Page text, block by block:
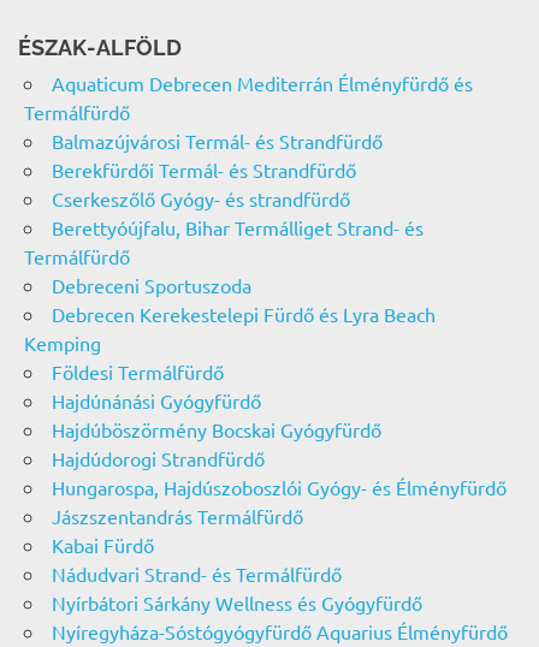
ÉSZAK-ALFÖLD
Aquaticum Debrecen Mediterrán Élményfürdő és
Termálfürdő
Balmazújvárosi Termál- és Strandfürdő
Berekfürdői Termál- és Strandfürdő
Cserkeszőlő Gyógy- és strandfürdő
Berettyóújfalu, Bihar Termálliget Strand- és
Termálfürdő
Debreceni Sportuszoda
Debrecen Kerekestelepi Fürdő és Lyra Beach
Kemping
Földesi Termálfürdő
Hajdúnánási Gyógyfürdő
Hajdúböszörmény Bocskai Gyógyfürdő
Hajdúdorogi Strandfürdő
Hungarospa, Hajdúszoboszlói Gyógy- és Élményfürdő
Jászszentandrás Termálfürdő
Kabai Fürdő
Nádudvari Strand- és Termálfürdő
Nyírbátori Sárkány Wellness és Gyógyfürdő
Nyíregyháza-Sóstógyógyfürdő Aquarius Élményfürdő